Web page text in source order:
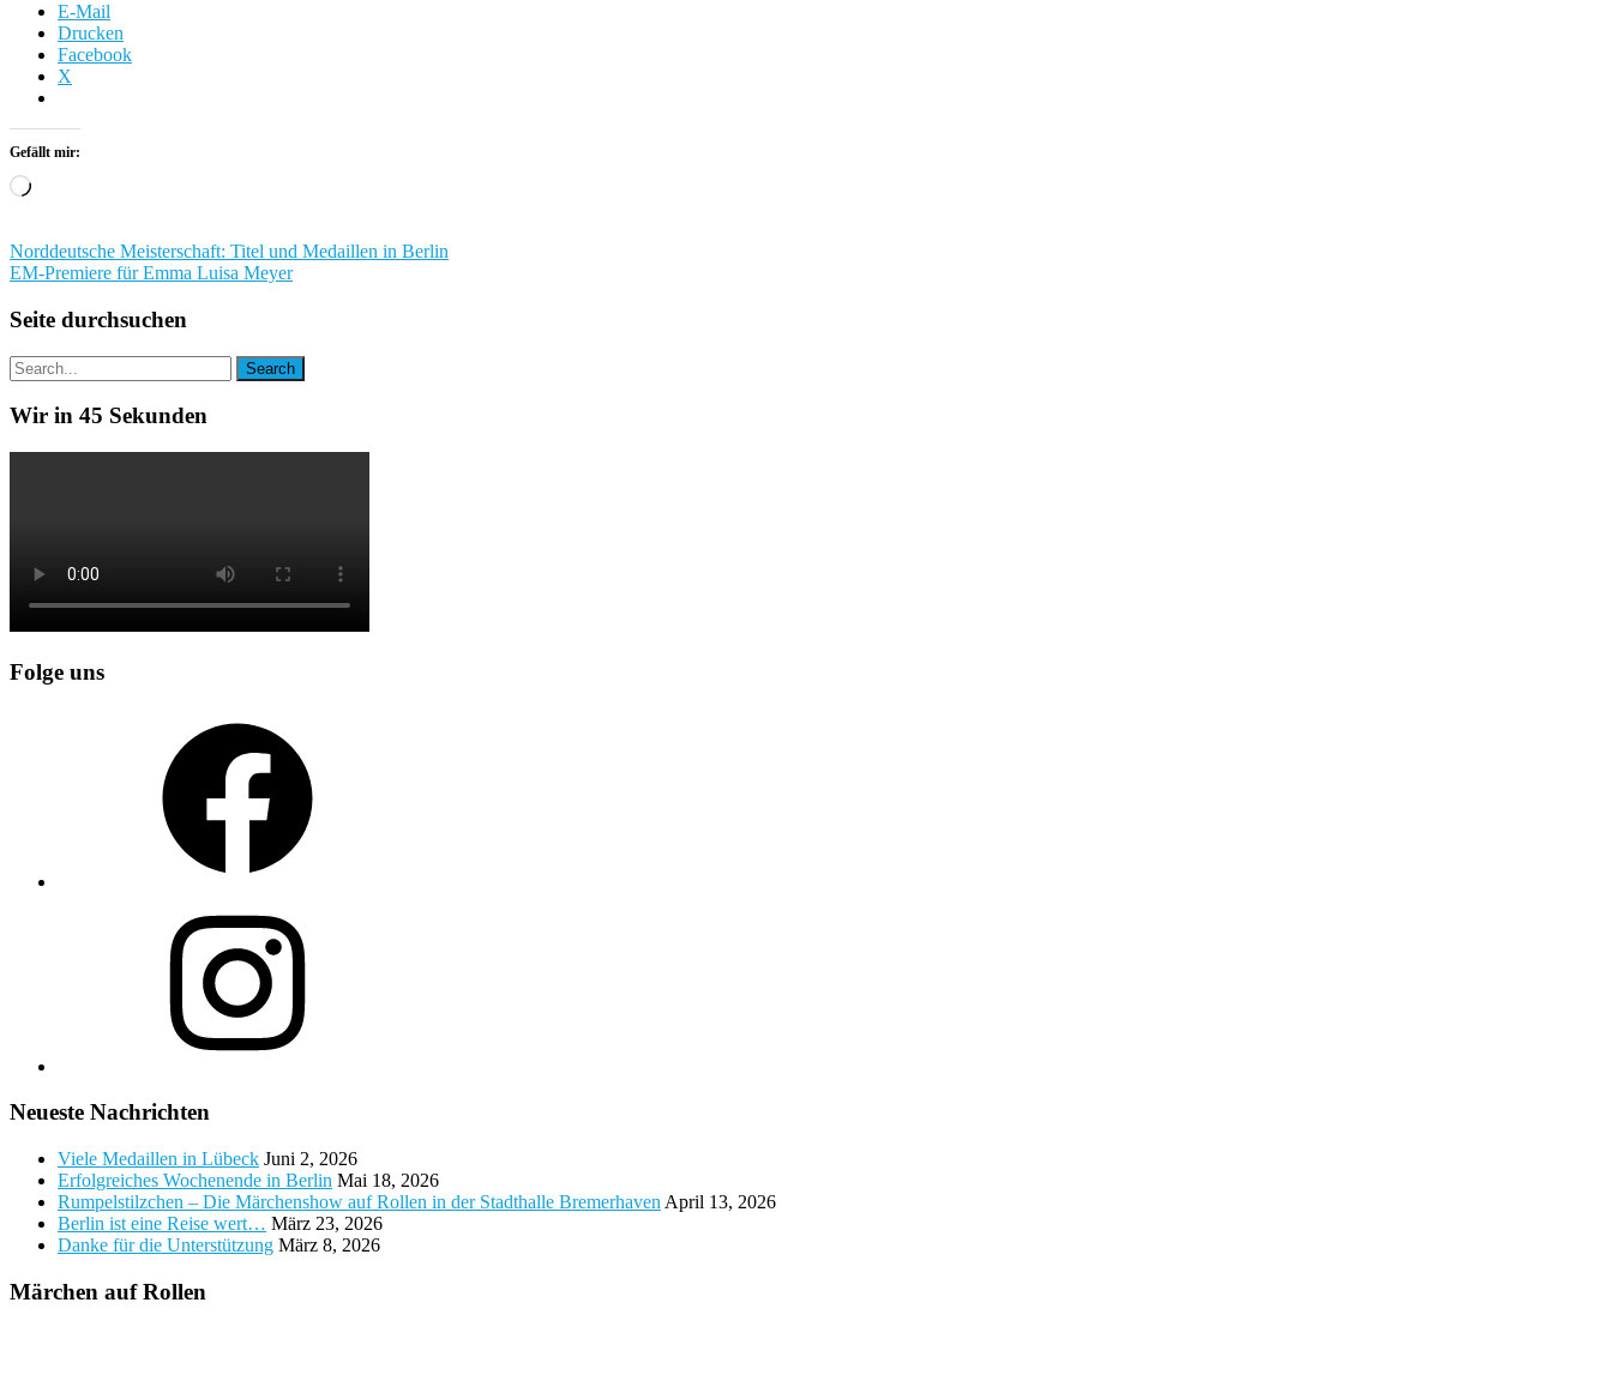
E-Mail
Drucken
Facebook
X
Gefällt mir:
Wird
Beitragsnavigation
Norddeutsche Meisterschaft: Titel und Medaillen in Berlin
EM-Premiere für Emma Luisa Meyer
Seite durchsuchen
Wir in 45 Sekunden
Folge uns
Neueste Nachrichten
Viele Medaillen in Lübeck Juni 2, 2026
Erfolgreiches Wochenende in Berlin Mai 18, 2026
Rumpelstilzchen – Die Märchenshow auf Rollen in der Stadthalle Bremerhaven April 13, 2026
Berlin ist eine Reise wert… März 23, 2026
Danke für die Unterstützung März 8, 2026
Märchen auf Rollen